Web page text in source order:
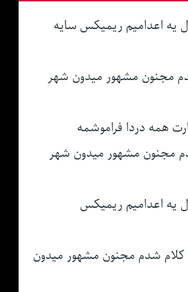
یه اعدامیم ریمیکس سایه
مجنون مشهور میدون شهر
همه دردا فراموشمه
مجنون مشهور میدون شهر
یه اعدامیم ریمیکس
کلام شدم مجنون مشهور میدون